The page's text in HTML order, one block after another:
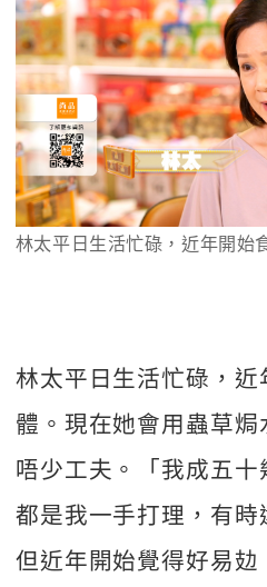
林太平日生活忙碌，近年開始
林太平日生活忙碌，
體。現在她會用蟲草
唔少工夫。「我成五
都是我一手打理，有時
但近年開始覺得好易